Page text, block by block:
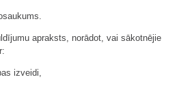
apraksts, norādot, vai sākotnējie
izveidi,